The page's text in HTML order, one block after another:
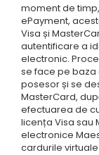
moment de
ePayment,
Visa și
autentificare a
electronic.
se face pe baza
posesor și se
MasterCard,
efectuarea de
licența Visa sau
electronice
cardurile